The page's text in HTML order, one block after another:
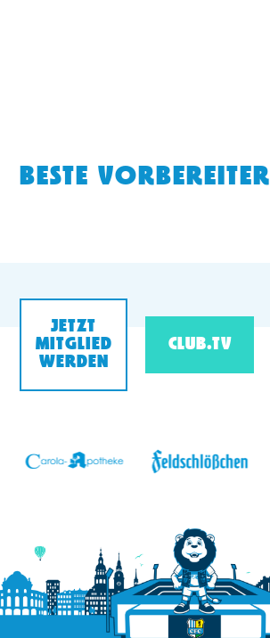
BESTE VORBEREITER
JETZT
MITGLIED
WERDEN
CLUB.TV